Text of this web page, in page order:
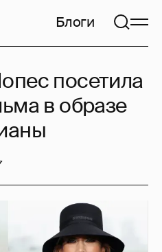
Блоги
посетила
в образе